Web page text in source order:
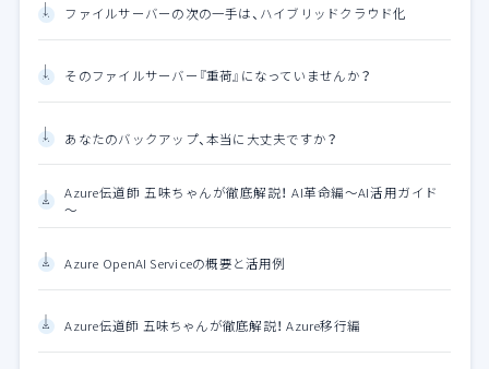
ファイルサーバーの次の一手は、ハイブリッドクラウド化
そのファイルサーバー『重荷』になっていませんか？
あなたのバックアップ、本当に大丈夫ですか？
Azure伝道師 五味ちゃんが徹底解説！ AI革命編～AI活用ガイド
～
Azure OpenAI Serviceの概要と活用例
Azure伝道師 五味ちゃんが徹底解説！ Azure移行編